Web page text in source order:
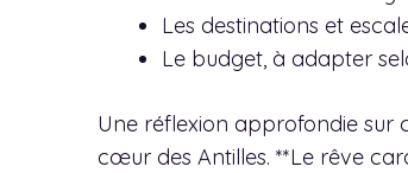
Les destinations et
Le budget, à adapter
Une réflexion approfondie sur
cœur des Antilles. **Le rêve